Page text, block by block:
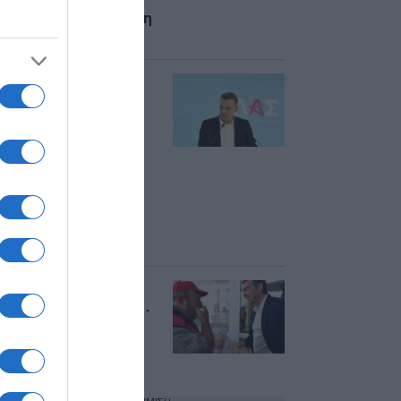
για την Αυτοδιοίκηση
Στην εκδήλωση
για την
στην
προοδευτικών
(εικόνες)
Τσίπρα – Με…